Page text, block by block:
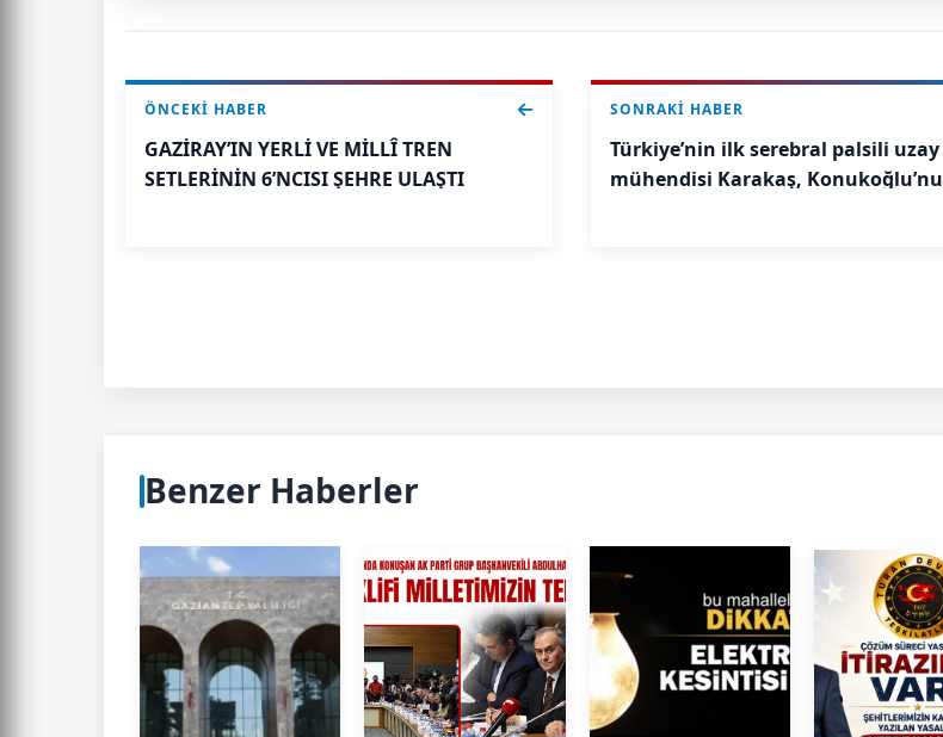
ÖNCEKI HABER
GAZİRAY’IN YERLİ VE MİLLÎ TREN
SETLERİNİN 6’NCISI ŞEHRE ULAŞTI
SONRAKI HABER
Türkiye’nin ilk serebral palsili uzay
mühendisi Karakaş, Konukoğlu’nu
Benzer Haberler